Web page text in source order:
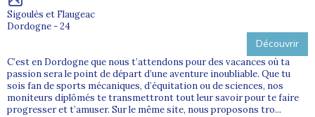
Sigoulès et Flaugeac
Dordogne - 24
Découvrir
C’est en Dordogne que nous t’attendons pour des vacances où ta
passion sera le point de départ d’une aventure inoubliable. Que tu
sois fan de sports mécaniques, d’équitation ou de sciences, nos
moniteurs diplômés te transmettront tout leur savoir pour te faire
progresser et t’amuser. Sur le même site, nous proposons tro...